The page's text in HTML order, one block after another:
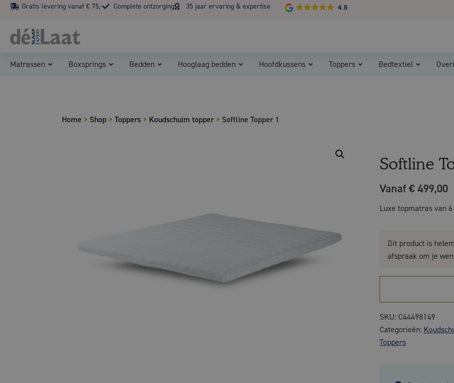
Gratis levering vanaf € 75,- Complete ontzorging 35 jaar ervaring & expertise 4.8
Koopzondag 29 maart in Bladel van 13.00 - 17.00
Matrassen Boxsprings Bedden Hooglaag bedden Hoofdkussens Toppers Bedtextiel
Home > Shop > Toppers > Koudschuim topper> Softline Topper 1
Softline
Vanaf € 499,00
Luxe topmatras van
Dit product is
afspraak om je
SKU: C44498149
Categorieën:
Toppers